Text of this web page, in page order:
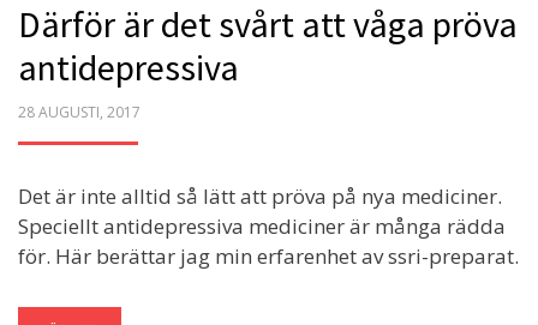
Därför är det svårt att våga pröva
antidepressiva
POSTED
28 AUGUSTI, 2017
Det är inte alltid så lätt att pröva på nya mediciner.
Speciellt antidepressiva mediciner är många rädda
för. Här berättar jag min erfarenhet av ssri-preparat.